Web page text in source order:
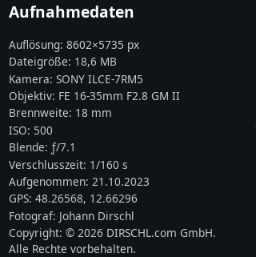
Aufnahmedaten
Auflösung:8602×5735 px
Dateigröße: 18,6 MB
Kamera:SONY ILCE-7RM5
Objektiv: FE 16-35mm F2.8 GM II
Brennweite: 18 mm
ISO: 500
Blende: ƒ/7.1
Verschlusszeit: 1/160 s
Aufgenommen:21.10.2023
GPS:48.26568, 12.66296
Fotograf: Johann Dirschl
Copyright:© 2026 DIRSCHL.com GmbH.
Alle Rechte vorbehalten.